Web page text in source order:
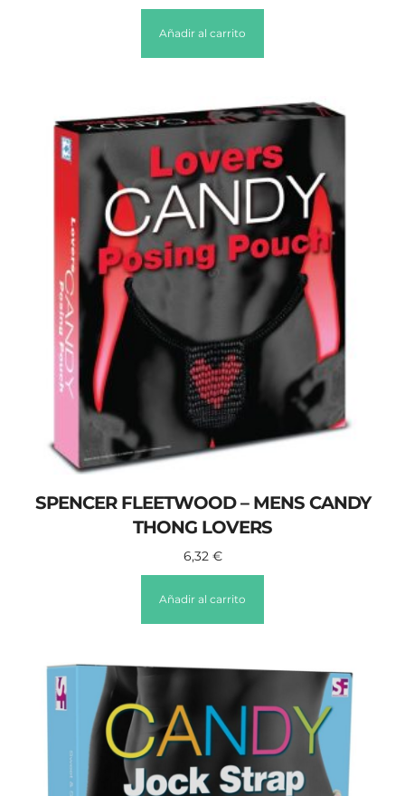
Añadir al carrito
SPENCER FLEETWOOD – MENS CANDY
THONG LOVERS
6,32 €
Añadir al carrito